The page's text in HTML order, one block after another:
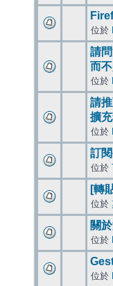
位於
請
而
位於
請
擴
位於
訂
位於
[轉
位於
關
位於
位於